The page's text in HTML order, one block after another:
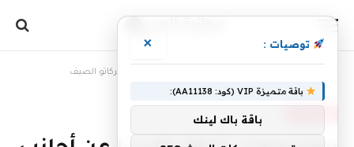
موسيمانى يُجهّز تقريرا عن أجانب الأهلي قبل ميركاتو الصيف
توصيات : ×
باقة متميزة VIP (كود: AA11138):
باقة باك لينك